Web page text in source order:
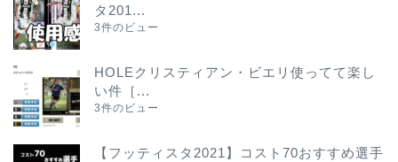
タ201...
3件のビュー
HOLEクリスティアン・ビエリ使ってて楽し
い件［...
3件のビュー
【フッティスタ2021】コスト70おすすめ選手